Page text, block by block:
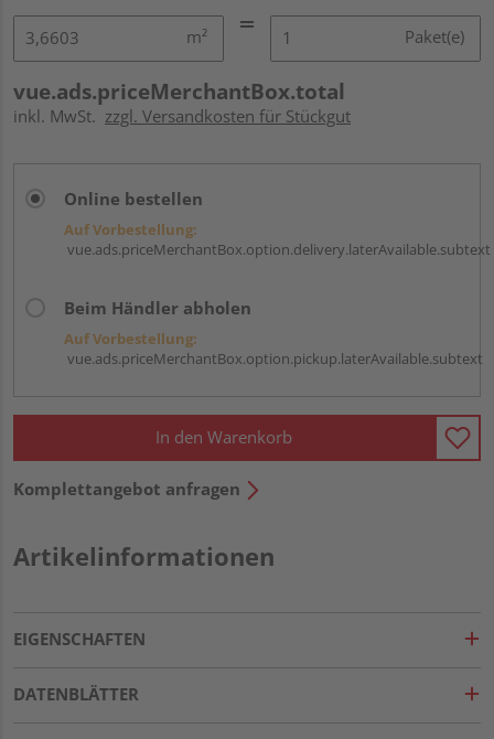
m² Paket(e)
vue.ads.priceMerchantBox.total
inkl. MwSt. zzgl. Versandkosten für Stückgut
Online bestellen
Auf Vorbestellung:
vue.ads.priceMerchantBox.option.delivery.laterAvailable.subtext
Beim Händler abholen
Auf Vorbestellung:
vue.ads.priceMerchantBox.option.pickup.laterAvailable.subtext
In den Warenkorb
Komplettangebot anfragen
Artikelinformationen
EIGENSCHAFTEN
DATENBLÄTTER